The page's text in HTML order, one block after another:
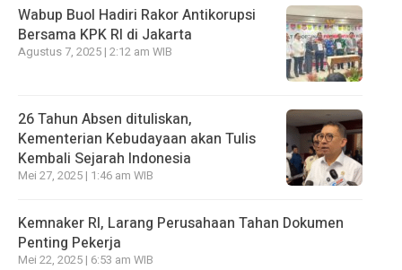
Wabup Buol Hadiri Rakor Antikorupsi
Bersama KPK RI di Jakarta
Agustus 7, 2025 | 2:12 am WIB
26 Tahun Absen dituliskan,
Kementerian Kebudayaan akan Tulis
Kembali Sejarah Indonesia
Mei 27, 2025 | 1:46 am WIB
Kemnaker RI, Larang Perusahaan Tahan Dokumen
Penting Pekerja
Mei 22, 2025 | 6:53 am WIB